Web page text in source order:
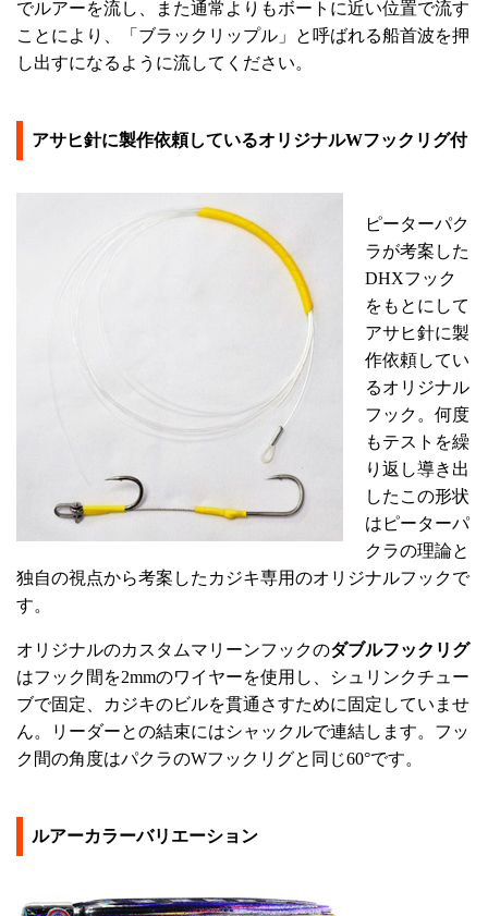
でルアーを流し、また通常よりもボートに近い位置で流す
ことにより、「ブラックリップル」と呼ばれる船首波を押
し出すになるように流してください。
アサヒ針に製作依頼しているオリジナルWフックリグ付
ピーターパク
ラが考案した
DHXフック
をもとにして
アサヒ針に製
作依頼してい
るオリジナル
フック。何度
もテストを繰
り返し導き出
したこの形状
はピーターパ
クラの理論と
独自の視点から考案したカジキ専用のオリジナルフックで
す。
オリジナルのカスタムマリーンフックのダブルフックリグ
はフック間を2mmのワイヤーを使用し、シュリンクチュー
ブで固定、カジキのビルを貫通さすために固定していませ
ん。リーダーとの結束にはシャックルで連結します。フッ
ク間の角度はパクラのWフックリグと同じ60°です。
ルアーカラーバリエーション